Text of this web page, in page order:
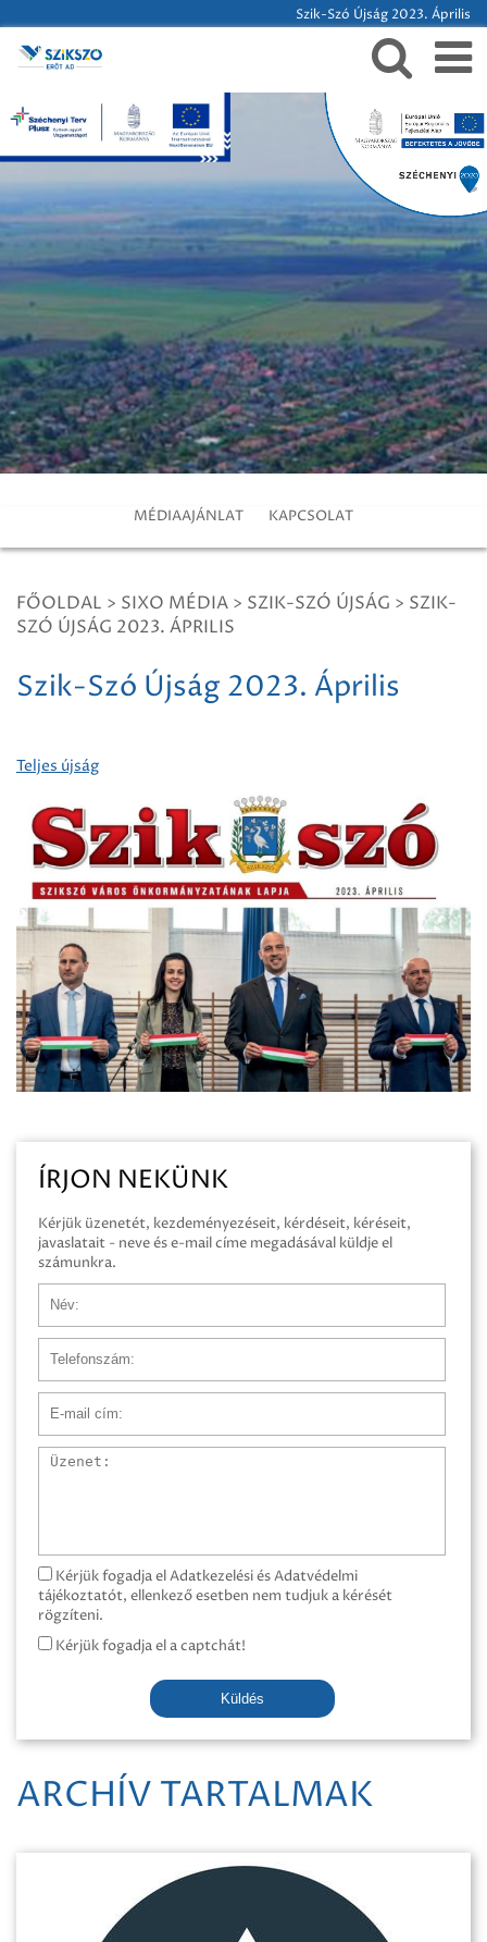
Szik-Szó Újság 2023. Április
MÉDIAAJÁNLAT KAPCSOLAT
FŐOLDAL > SIXO MÉDIA > SZIK-SZÓ ÚJSÁG > SZIK-
SZÓ ÚJSÁG 2023. ÁPRILIS
Szik-Szó Újság 2023. Április
Teljes újság
ÍRJON NEKÜNK
Kérjük üzenetét, kezdeményezéseit, kérdéseit, kéréseit,
javaslatait - neve és e-mail címe megadásával küldje el
számunkra.
Név
Telefonszám
E-mail cím
Üzenet
Kérjük fogadja el Adatkezelési és Adatvédelmi
tájékoztatót, ellenkező esetben nem tudjuk a kérését
rögzíteni.
Kérjük fogadja el a captchát!
Küldés
ARCHÍV TARTALMAK